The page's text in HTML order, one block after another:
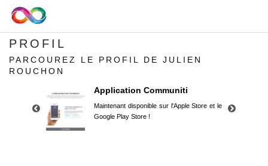
PROFIL
PARCOUREZ LE PROFIL DE JULIEN
ROUCHON
Application Communiti
Maintenant disponible sur l'Apple Store et le
Google Play Store !